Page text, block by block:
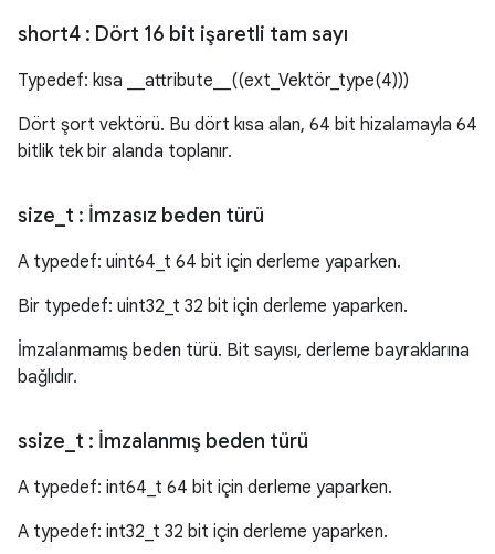
short4 : Dört 16 bit işaretli tam sayı
Typedef: kısa __attribute__((ext_Vektör_type(4)))
Dört şort vektörü. Bu dört kısa alan, 64 bit hizalamayla 64
bitlik tek bir alanda toplanır.
size t : İmzasız beden türü
A typedef: uint64_t 64 bit için derleme yaparken.
Bir typedef: uint32_t 32 bit için derleme yaparken.
İmzalanmamış beden türü. Bit sayısı, derleme bayraklarına
bağlıdır.
ssize t : İmzalanmış beden türü
A typedef: int64_t 64 bit için derleme yaparken.
A typedef: int32_t 32 bit için derleme yaparken.